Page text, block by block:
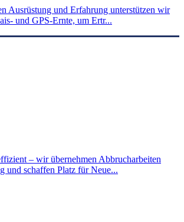
Ausrüstung und Erfahrung unterstützen wir
und GPS-Ernte, um Ertr...
– wir übernehmen Abbrucharbeiten
und schaffen Platz für Neue...